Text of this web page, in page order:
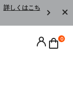
詳しくはこち
0